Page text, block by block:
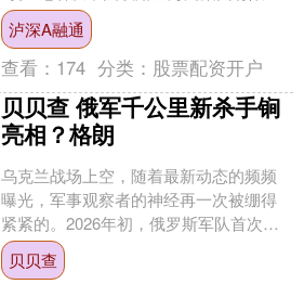
司(以下简称上铁集团)获悉，1月26日零
时起，全....
泸深A融通
查看： 174 分类： 股票配资开户
贝贝查 俄军千公里新杀手锏
亮相？格朗
乌克兰战场上空，随着最新动态的频频
曝光，军事观察者的神经再一次被绷得
紧紧的。2026年初，俄罗斯军队首次在
对乌克兰的空袭中投入了一款全新的格
朗-5（Geran-....
贝贝查